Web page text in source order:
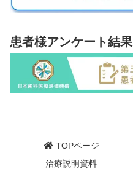
患者様アンケート結果
TOPページ
治療説明資料